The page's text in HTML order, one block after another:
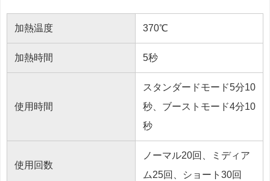
加熱温度 370℃
加熱時間 5秒
使用時間
スタンダードモード5分10
秒、ブーストモード4分10
秒
使用回数
ノーマル20回、ミディア
ム25回、ショート30回